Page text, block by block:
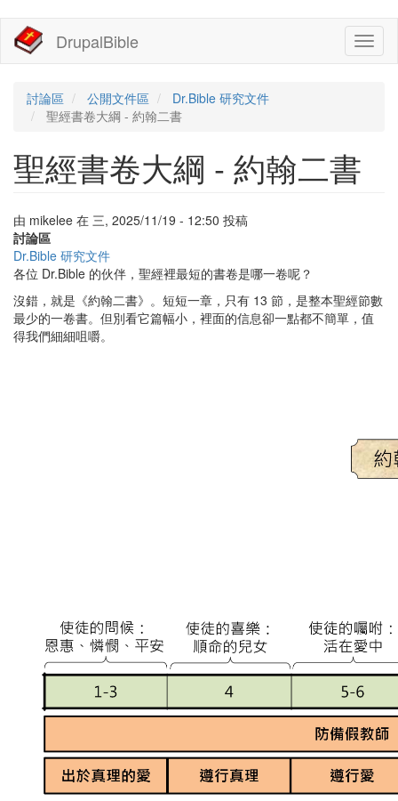
主
DrupalBible
討論區 公開文件區
Dr.Bible 研究文件
聖經書卷大綱 - 約翰二書
聖經書卷大綱 - 約翰二書
由 mikelee 在 三, 2025/11/19 - 12:50 投稿
討論區
Dr.Bible 研究文件
各位 Dr.Bible 的伙伴，聖經裡最短的書卷是哪一卷呢？
沒錯，就是《約翰二書》。短短一章，只有 13 節，是整本聖經節數
最少的一卷書。但別看它篇幅小，裡面的信息卻一點都不簡單，值
得我們細細咀嚼。